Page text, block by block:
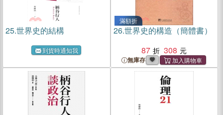
25.世界史的結構
到貨時通知我
滿額折
26.世界史的構造（簡體書）
87
308
無庫存